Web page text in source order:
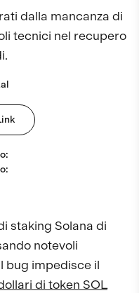
dalla mancanza di
tecnici nel recupero
:
:
staking Solana di
notevoli
bug impedisce il
di token SOL